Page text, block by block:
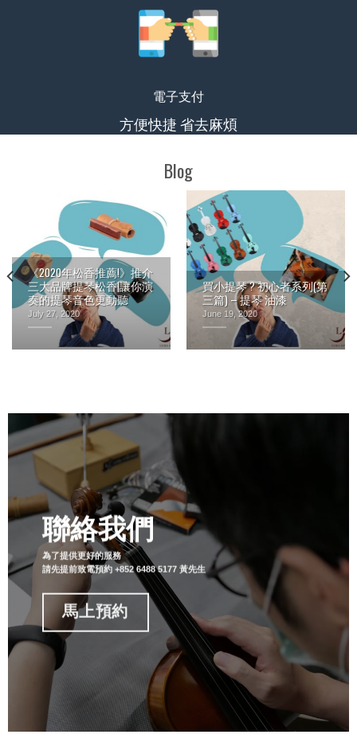
電子支付
方便快捷 省去麻煩
Blog
《2020年松香推薦!》推介
三大品牌提琴松香|讓你演
奏的提琴音色更動聽
July 27, 2020
買小提琴 ? 初心者系列(第
三篇) – 提琴 油漆
June 19, 2020
聯絡我們
為了提供更好的服務
請先提前致電預約 +852 6488 5177 黃先生
馬上預約